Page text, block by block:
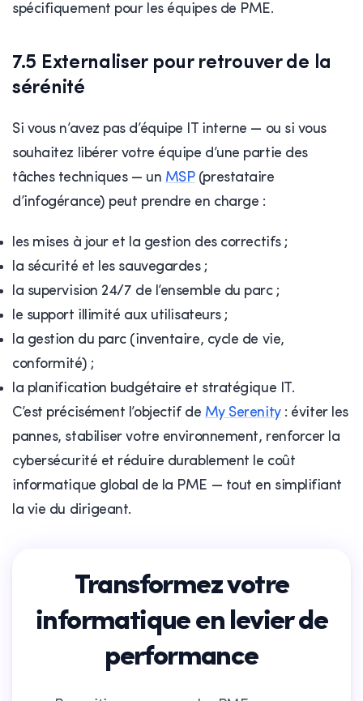
spécifiquement pour les équipes de PME.
7.5 Externaliser pour retrouver de la
sérénité
Si vous n’avez pas d’équipe IT interne — ou si vous
souhaitez libérer votre équipe d’une partie des
tâches techniques — un MSP(prestataire
d’infogérance) peut prendre en charge :
les mises à jour et la gestion des correctifs ;
la sécurité et les sauvegardes ;
la supervision 24/7 de l’ensemble du parc ;
le support illimité aux utilisateurs ;
la gestion du parc (inventaire, cycle de vie,
conformité) ;
la planification budgétaire et stratégique IT.
C’est précisément l’objectif de My Serenity: éviter les
pannes, stabiliser votre environnement, renforcer la
cybersécurité et réduire durablement le coût
informatique global de la PME — tout en simplifiant
la vie du dirigeant.
Transformez votre
informatique en levier de
performance